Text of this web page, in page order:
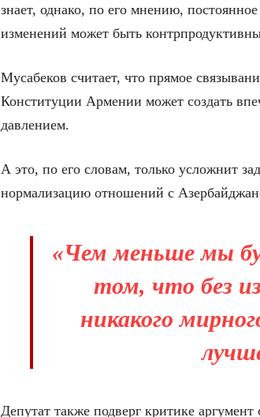
знает, однако, по его мнению,
изменений может быть
Мусабеков считает, что прямое
Конституции Армении может создать
давлением.
А это, по его словам, только усложнит
нормализацию отношений с
«Чем меньше мы
том, что без
никакого
Депутат также подверг критике